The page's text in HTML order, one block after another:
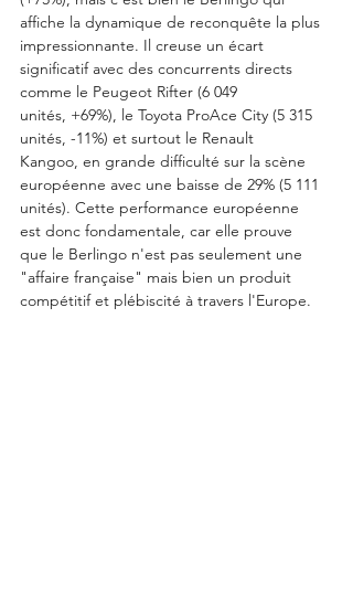
affiche la dynamique de reconquête la plus
impressionnante. Il creuse un écart
significatif avec des concurrents directs
comme le Peugeot Rifter (6 049
unités, +69%), le Toyota ProAce City (5 315
unités, -11%) et surtout le Renault
Kangoo, en grande difficulté sur la scène
européenne avec une baisse de 29% (5 111
unités). Cette performance européenne
est donc fondamentale, car elle prouve
que le Berlingo n'est pas seulement une
"affaire française" mais bien un produit
compétitif et plébiscité à travers l'Europe.